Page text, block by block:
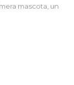
mascota, un